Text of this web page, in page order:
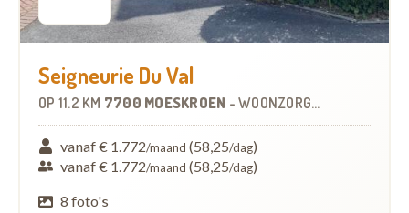
Seigneurie Du Val
OP 11.2 KM 7700 MOESKROEN - WOONZORGCENTRUM (WZC)
vanaf € 1.772/maand (58,25/dag)
vanaf € 1.772/maand (58,25/dag)
8 foto's